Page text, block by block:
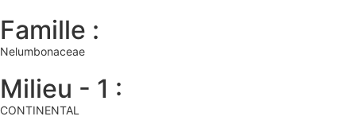
Famille :
Nelumbonaceae
Milieu - 1 :
CONTINENTAL